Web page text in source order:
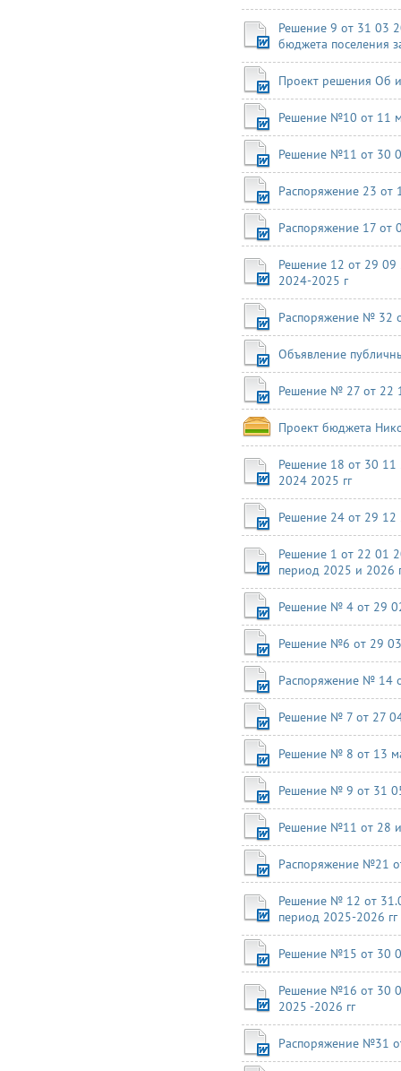
Решение 9 от 31 03
бюджета поселения
Проект решения Об
Решение №10 от 11
Решение №11 от 30
Распоряжение 23 от
Распоряжение 17 от
Решение 12 от 29
2024-2025 г
Распоряжение № 32
Объявление
Решение № 27 от 22
Проект бюджета
Решение 18 от 30
2024 2025 гг
Решение 24 от 29
Решение 1 от 22 01
период 2025 и 2026
Решение № 4 от 29
Решение №6 от 29
Распоряжение № 14
Решение № 7 от 27
Решение № 8 от 13
Решение № 9 от 31
Решение №11 от 28
Распоряжение №21
Решение № 12 от
период 2025-2026 гг
Решение №15 от 30
Решение №16 от 30
2025 -2026 гг
Распоряжение №31